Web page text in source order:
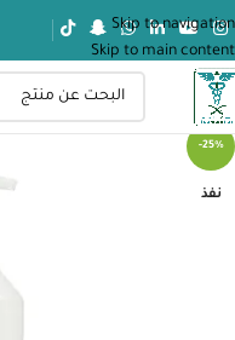
Skip to navigation
Skip to main content
-25%
نفذ